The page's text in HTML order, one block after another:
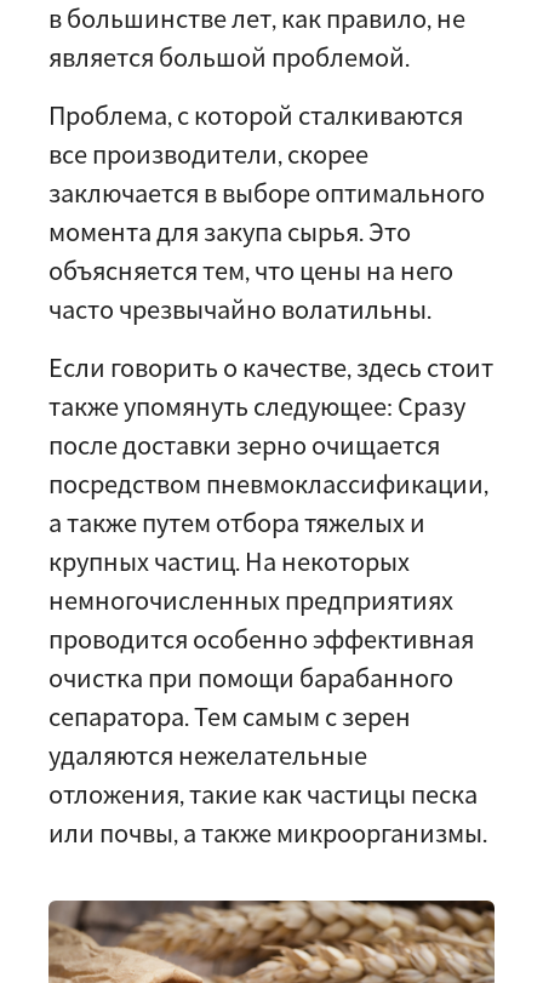
в большинстве лет, как правило, не
является большой проблемой.
Проблема, с которой сталкиваются
все производители, скорее
заключается в выборе оптимального
момента для закупа сырья. Это
объясняется тем, что цены на него
часто чрезвычайно волатильны.
Если говорить о качестве, здесь стоит
также упомянуть следующее: Сразу
после доставки зерно очищается
посредством пневмоклассификации,
а также путем отбора тяжелых и
крупных частиц. На некоторых
немногочисленных предприятиях
проводится особенно эффективная
очистка при помощи барабанного
сепаратора. Тем самым с зерен
удаляются нежелательные
отложения, такие как частицы песка
или почвы, а также микроорганизмы.